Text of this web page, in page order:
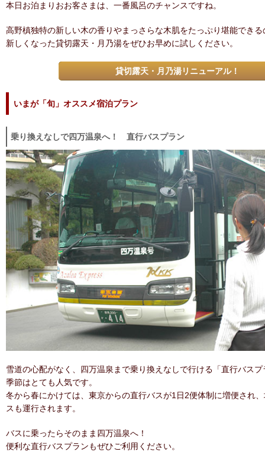
本日お泊まりおお客さまは、一番風呂のチャンスですね。
高野槙独特の新しい木の香りやまっさらな木肌をたっぷり堪能でき
新しくなった貸切露天・月乃湯をぜひお早めに試しください。
貸切露天・月乃湯リニューアル！
いまが「旬」オススメ宿泊プラン
乗り換えなしで四万温泉へ！ 直行バスプラン
雪道の心配がなく、四万温泉まで乗り換えなしで行ける「直行バス
季節はとても人気です。
冬から春にかけては、東京からの直行バスが1日2便体制に増便され
スも運行されます。
バスに乗ったらそのまま四万温泉へ！
便利な直行バスプランもぜひご利用ください。